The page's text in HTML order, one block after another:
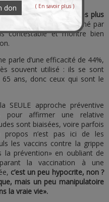
du vaccin chez les plus
! Ce chiffre étant donné par
contestable et montre bien
parle d’une efficacité de 44%,
souvent utilisé : ils se sont
ans, donc ceux qui sont le
approche préventive
pour affirmer une relative
sont biaisées, voire parfois
propos n’est pas ici de les
les vaccins contre la grippe
prévention» en oubliant de
la vaccination à une
c’est un peu hypocrite, non ?
mais un peu manipulatoire
la vraie vie».
don ( En savoir plus )